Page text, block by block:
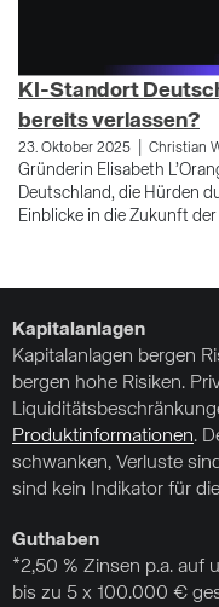
KI-Standort
bereits verlassen?
23. Oktober 2025 Christian
Gründerin Elisabeth
Deutschland, die Hürden
Einblicke in die Zukunft der
Kapitalanlagen
Kapitalanlagen bergen
bergen hohe Risiken.
Produktinformationen.
schwanken, Verluste
sind kein Indikator für
Guthaben
*2,50 % Zinsen p.a. auf
bis zu 5 x 100.000 €